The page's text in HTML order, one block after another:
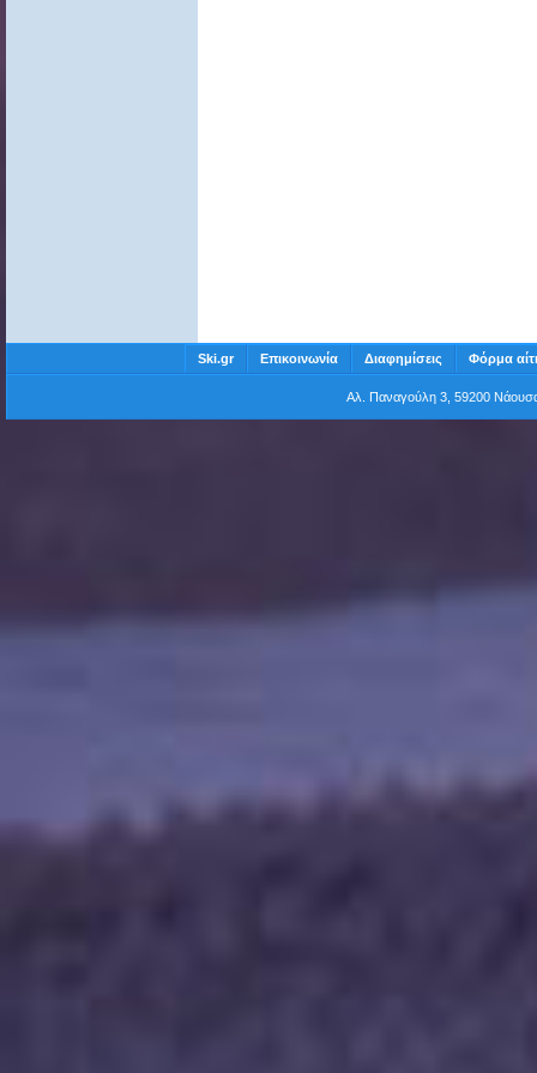
Ski.gr Επικοινωνία Διαφημίσεις Φόρμα
Αλ. Παναγούλη 3, 59200